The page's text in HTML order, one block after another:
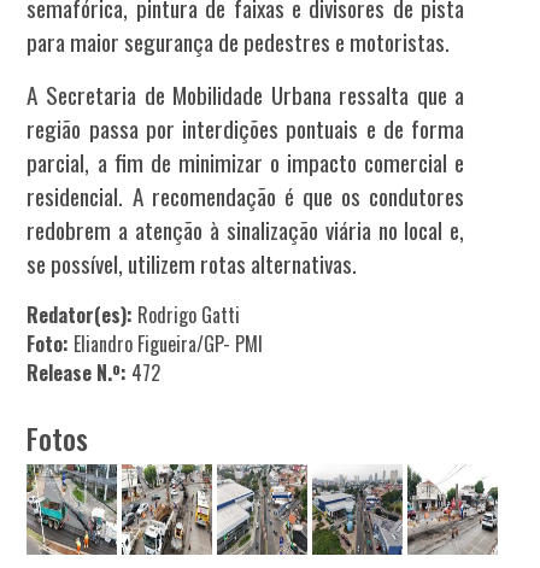
semafórica, pintura de faixas e divisores de pista
para maior segurança de pedestres e motoristas.
A Secretaria de Mobilidade Urbana ressalta que a
região passa por interdições pontuais e de forma
parcial, a fim de minimizar o impacto comercial e
residencial. A recomendação é que os condutores
redobrem a atenção à sinalização viária no local e,
se possível, utilizem rotas alternativas.
Redator(es): Rodrigo Gatti
Foto: Eliandro Figueira/GP- PMI
Release N.º: 472
Fotos